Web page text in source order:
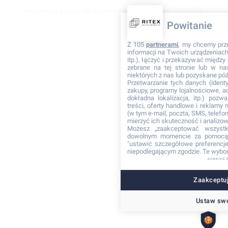
Powitanie
Z 105partnerami, my chcemy
informacji na Twoich
itp.), łączyć i przekazywać
zebrane na tej stronie lub w
niektórych z nas lub pozyskane
Przetwarzanie tych danych
zakupy, programy lojalnościowe,
dokładna lokalizacja, itp.)
treści, oferty handlowe i reklamy
(w tym e-mail, poczta, SMS,
mierzyć ich skuteczność i
Możesz „zaakceptować
dowolnym momencie za
"ustawić szczegółowe
niepodlegającym zgodzie. Te
powered
Ustaw